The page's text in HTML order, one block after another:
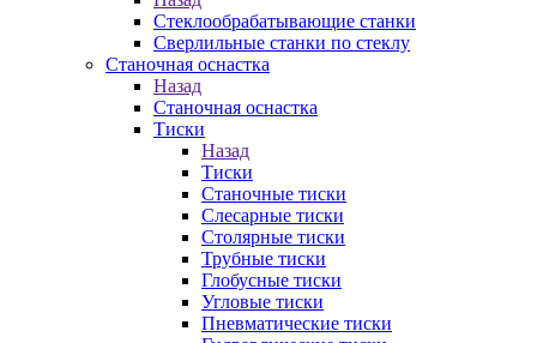
Стеклообрабатывающие станки
Сверлильные станки по стеклу
Станочная оснастка
Назад
Станочная оснастка
Тиски
Назад
Тиски
Станочные тиски
Слесарные тиски
Столярные тиски
Трубные тиски
Глобусные тиски
Угловые тиски
Пневматические тиски